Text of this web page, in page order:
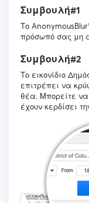
Συμβουλή#1
Το
πρόσωπό σας μη
Συμβουλή#2
Το εικονίδιο
επιτρέπει να
θέα. Μπορείτε
έχουν κερδίσει